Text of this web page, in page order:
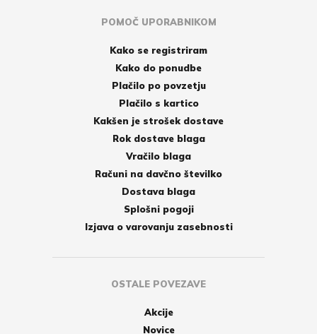
POMOČ UPORABNIKOM
Kako se registriram
Kako do ponudbe
Plačilo po povzetju
Plačilo s kartico
Kakšen je strošek dostave
Rok dostave blaga
Vračilo blaga
Računi na davčno številko
Dostava blaga
Splošni pogoji
Izjava o varovanju zasebnosti
OSTALE POVEZAVE
Akcije
Novice